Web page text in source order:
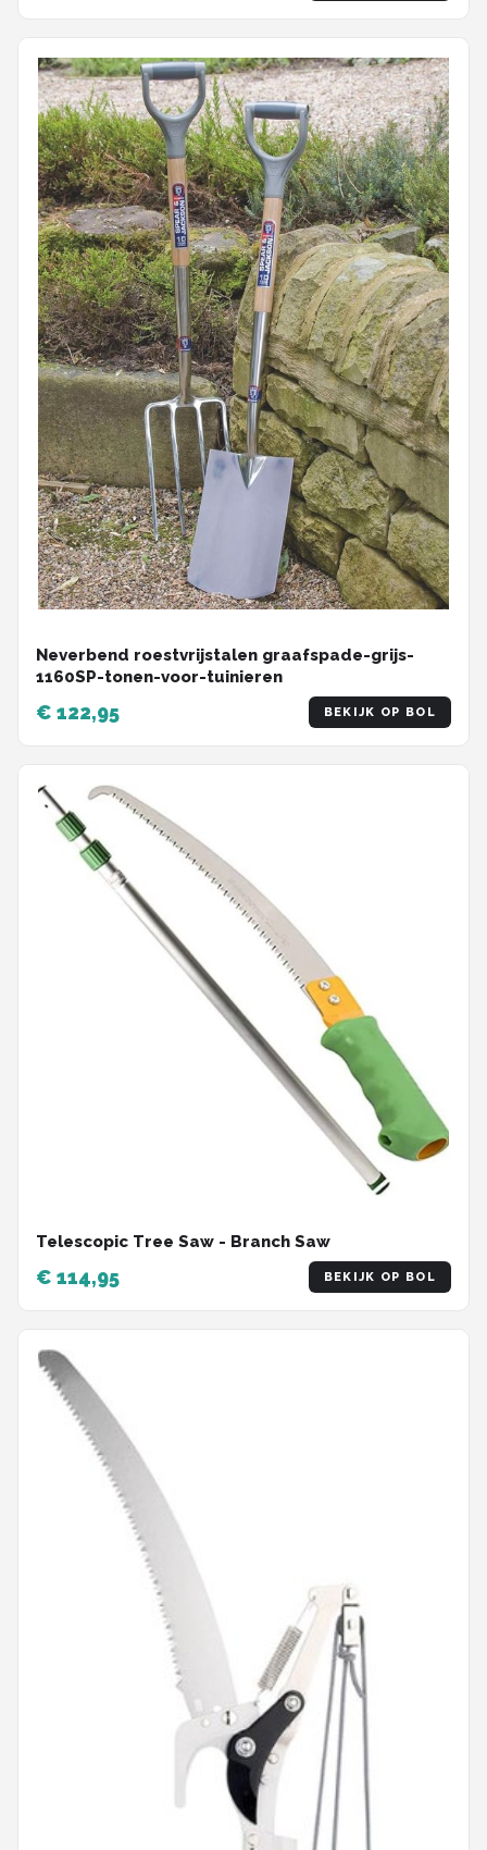
Neverbend roestvrijstalen graafspade-grijs-
1160SP-tonen-voor-tuinieren
€ 122,95 BEKIJK OP BOL
Telescopic Tree Saw - Branch Saw
€ 114,95 BEKIJK OP BOL